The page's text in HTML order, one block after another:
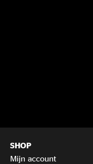
SHOP
Mijn account